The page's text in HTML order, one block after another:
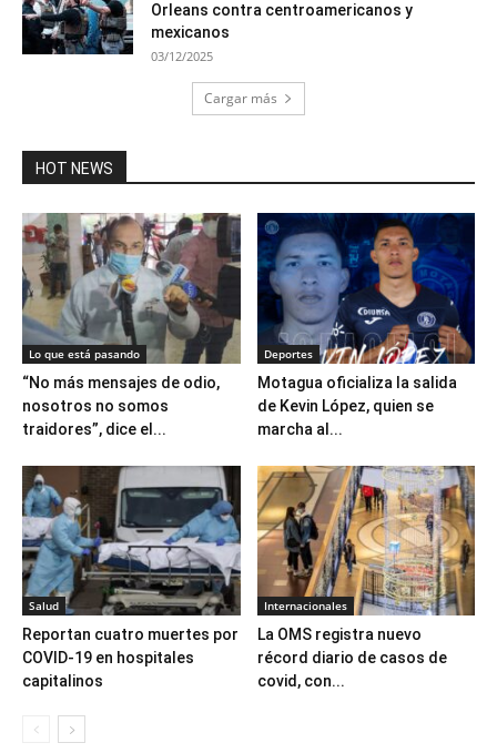
Orleans contra centroamericanos y
mexicanos
03/12/2025
Cargar más
HOT NEWS
Lo que está pasando
“No más mensajes de odio,
nosotros no somos
traidores”, dice el...
Deportes
Motagua oficializa la salida
de Kevin López, quien se
marcha al...
Salud
Reportan cuatro muertes por
COVID-19 en hospitales
capitalinos
Internacionales
La OMS registra nuevo
récord diario de casos de
covid, con...